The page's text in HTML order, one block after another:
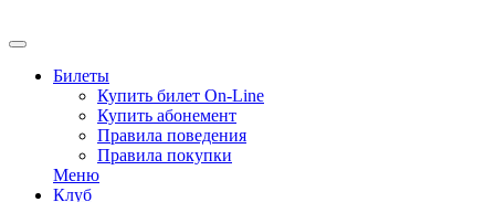
Билеты
Купить билет On-Line
Купить абонемент
Правила поведения
Правила покупки
Меню
Клуб